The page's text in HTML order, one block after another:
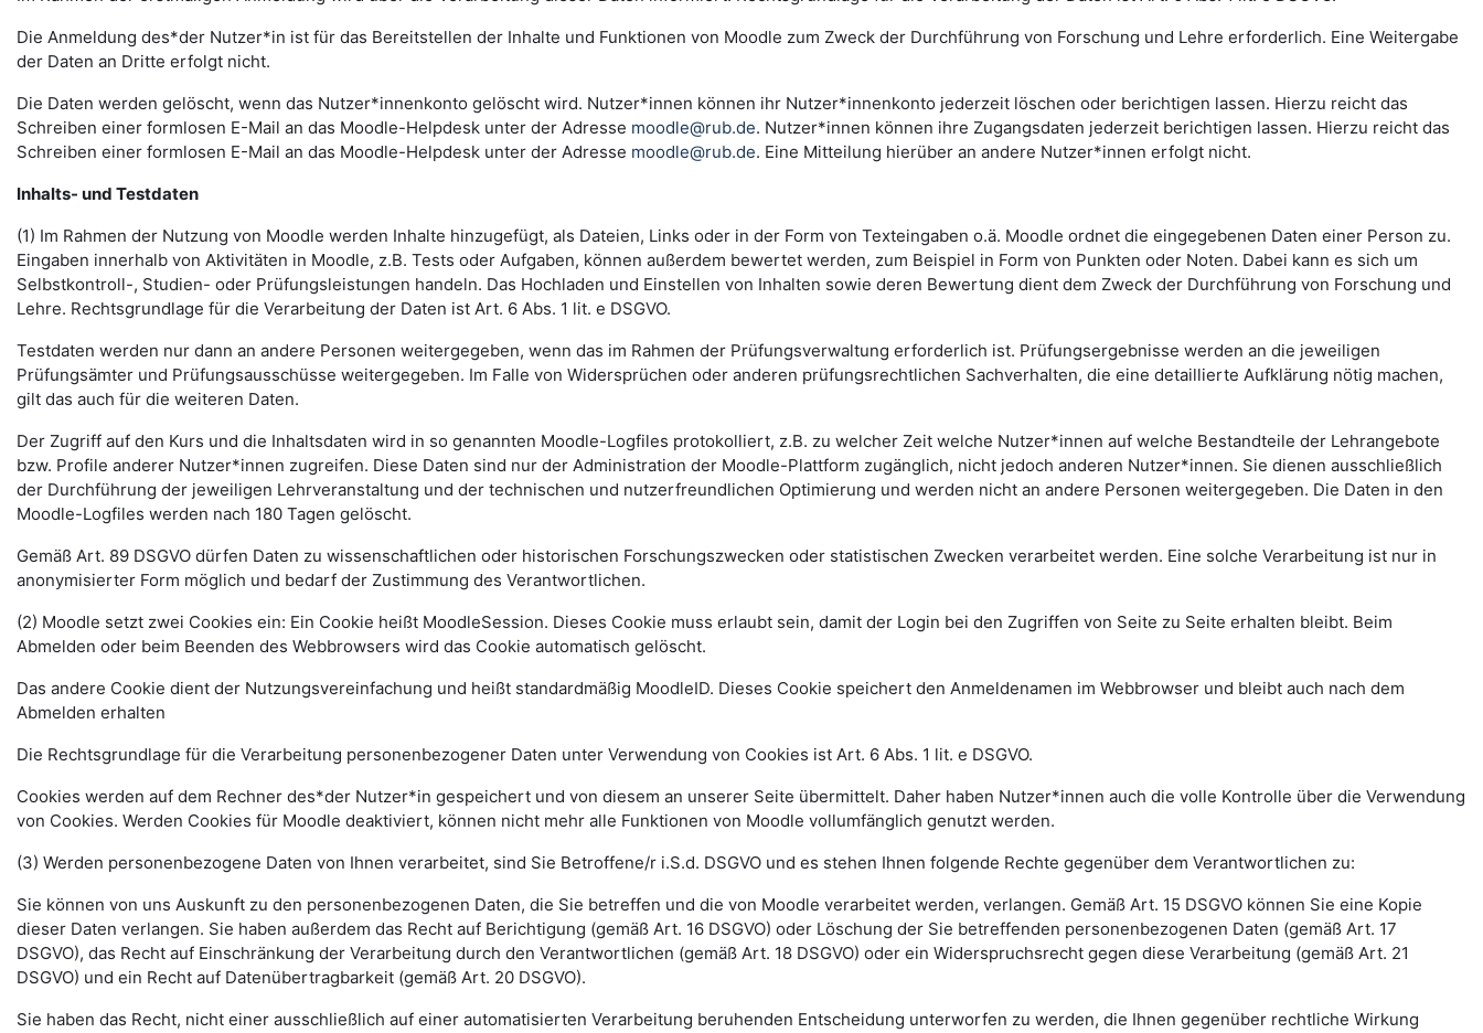
Die Anmeldung des*der Nutzer*in ist für das Bereitstellen der Inhalte und Funktionen von Moodle zum Zweck der Durchführung von Forschung und Lehre erforderlich. Eine Weitergabe
der Daten an Dritte erfolgt nicht.
Die Daten werden gelöscht, wenn das Nutzer*innenkonto gelöscht wird. Nutzer*innen können ihr Nutzer*innenkonto jederzeit löschen oder berichtigen lassen. Hierzu reicht das
Schreiben einer formlosen E-Mail an das Moodle-Helpdesk unter der Adresse moodle@rub.de. Nutzer*innen können ihre Zugangsdaten jederzeit berichtigen lassen. Hierzu reicht das
Schreiben einer formlosen E-Mail an das Moodle-Helpdesk unter der Adresse moodle@rub.de. Eine Mitteilung hierüber an andere Nutzer*innen erfolgt nicht.
Inhalts- und Testdaten
(1) Im Rahmen der Nutzung von Moodle werden Inhalte hinzugefügt, als Dateien, Links oder in der Form von Texteingaben o.ä. Moodle ordnet die eingegebenen Daten einer Person zu.
Eingaben innerhalb von Aktivitäten in Moodle, z.B. Tests oder Aufgaben, können außerdem bewertet werden, zum Beispiel in Form von Punkten oder Noten. Dabei kann es sich um
Selbstkontroll-, Studien- oder Prüfungsleistungen handeln. Das Hochladen und Einstellen von Inhalten sowie deren Bewertung dient dem Zweck der Durchführung von Forschung und
Lehre. Rechtsgrundlage für die Verarbeitung der Daten ist Art. 6 Abs. 1 lit. e DSGVO.
Testdaten werden nur dann an andere Personen weitergegeben, wenn das im Rahmen der Prüfungsverwaltung erforderlich ist. Prüfungsergebnisse werden an die jeweiligen
Prüfungsämter und Prüfungsausschüsse weitergegeben. Im Falle von Widersprüchen oder anderen prüfungsrechtlichen Sachverhalten, die eine detaillierte Aufklärung nötig machen,
gilt das auch für die weiteren Daten.
Der Zugriff auf den Kurs und die Inhaltsdaten wird in so genannten Moodle-Logfiles protokolliert, z.B. zu welcher Zeit welche Nutzer*innen auf welche Bestandteile der Lehrangebote
bzw. Profile anderer Nutzer*innen zugreifen. Diese Daten sind nur der Administration der Moodle-Plattform zugänglich, nicht jedoch anderen Nutzer*innen. Sie dienen ausschließlich
der Durchführung der jeweiligen Lehrveranstaltung und der technischen und nutzerfreundlichen Optimierung und werden nicht an andere Personen weitergegeben. Die Daten in den
Moodle-Logfiles werden nach 180 Tagen gelöscht.
Gemäß Art. 89 DSGVO dürfen Daten zu wissenschaftlichen oder historischen Forschungszwecken oder statistischen Zwecken verarbeitet werden. Eine solche Verarbeitung ist nur in
anonymisierter Form möglich und bedarf der Zustimmung des Verantwortlichen.
(2) Moodle setzt zwei Cookies ein: Ein Cookie heißt MoodleSession. Dieses Cookie muss erlaubt sein, damit der Login bei den Zugriffen von Seite zu Seite erhalten bleibt. Beim
Abmelden oder beim Beenden des Webbrowsers wird das Cookie automatisch gelöscht.
Das andere Cookie dient der Nutzungsvereinfachung und heißt standardmäßig MoodleID. Dieses Cookie speichert den Anmeldenamen im Webbrowser und bleibt auch nach dem
Abmelden erhalten
Die Rechtsgrundlage für die Verarbeitung personenbezogener Daten unter Verwendung von Cookies ist Art. 6 Abs. 1 lit. e DSGVO.
Cookies werden auf dem Rechner des*der Nutzer*in gespeichert und von diesem an unserer Seite übermittelt. Daher haben Nutzer*innen auch die volle Kontrolle über die Verwendung
von Cookies. Werden Cookies für Moodle deaktiviert, können nicht mehr alle Funktionen von Moodle vollumfänglich genutzt werden.
(3) Werden personenbezogene Daten von Ihnen verarbeitet, sind Sie Betroffene/r i.S.d. DSGVO und es stehen Ihnen folgende Rechte gegenüber dem Verantwortlichen zu:
Sie können von uns Auskunft zu den personenbezogenen Daten, die Sie betreffen und die von Moodle verarbeitet werden, verlangen. Gemäß Art. 15 DSGVO können Sie eine Kopie
dieser Daten verlangen. Sie haben außerdem das Recht auf Berichtigung (gemäß Art. 16 DSGVO) oder Löschung der Sie betreffenden personenbezogenen Daten (gemäß Art. 17
DSGVO), das Recht auf Einschränkung der Verarbeitung durch den Verantwortlichen (gemäß Art. 18 DSGVO) oder ein Widerspruchsrecht gegen diese Verarbeitung (gemäß Art. 21
DSGVO) und ein Recht auf Datenübertragbarkeit (gemäß Art. 20 DSGVO).
Sie haben das Recht, nicht einer ausschließlich auf einer automatisierten Verarbeitung beruhenden Entscheidung unterworfen zu werden, die Ihnen gegenüber rechtliche Wirkung